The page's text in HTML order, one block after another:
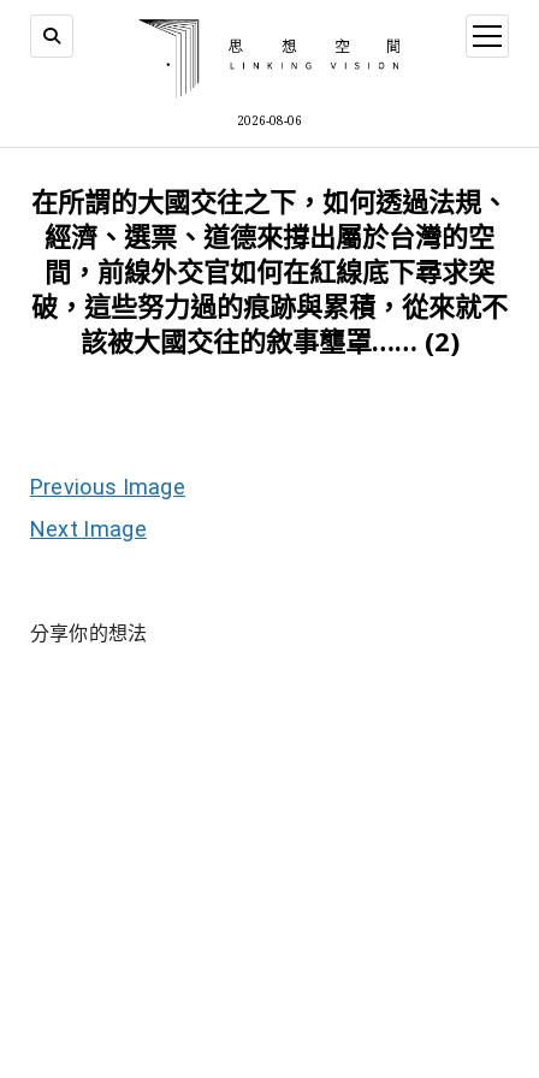
2026-08-06
open
menu
在所謂的大國交往之下，如何透過法規、
經濟、選票、道德來撐出屬於台灣的空
間，前線外交官如何在紅線底下尋求突
破，這些努力過的痕跡與累積，從來就不
該被大國交往的敘事壟罩…… (2)
Previous Image
Next Image
分享你的想法